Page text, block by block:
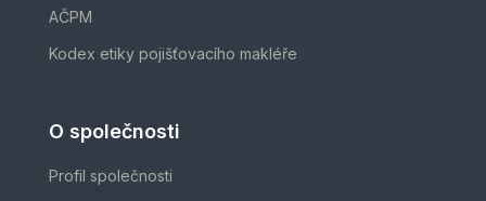
AČPM
Kodex etiky pojišťovacího makléře
O společnosti
Profil společnosti